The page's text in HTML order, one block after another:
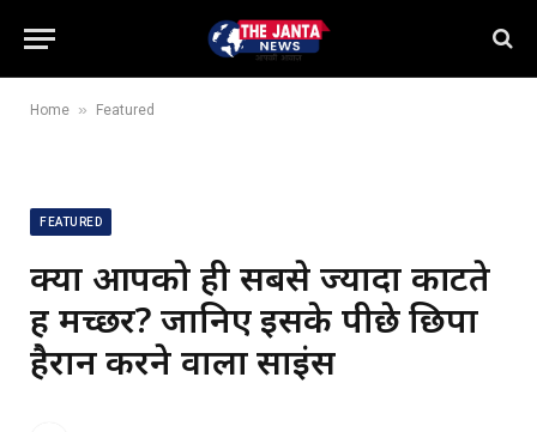
Home » Featured
FEATURED
क्या आपको ही सबसे ज्यादा काटते
हैं मच्छर? जानिए इसके पीछे छिपा
हैरान करने वाला साइंस